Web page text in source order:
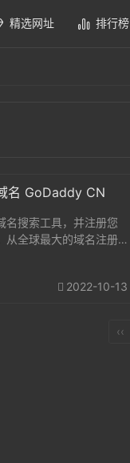
精选网址 排行榜
购买和注册可用域名 GoDaddy CN
名搜索工具，并注册您
从全球最大的域名注册
2022-10-13
‹‹